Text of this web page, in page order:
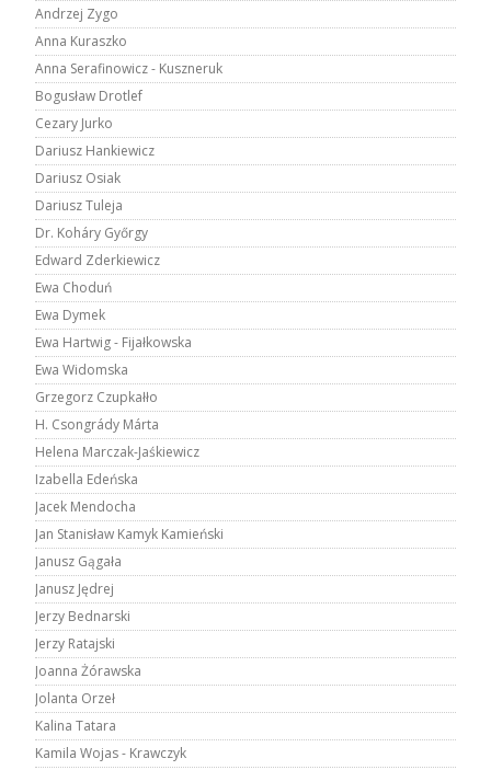
Andrzej Zygo
Anna Kuraszko
Anna Serafinowicz - Kuszneruk
Bogusław Drotlef
Cezary Jurko
Dariusz Hankiewicz
Dariusz Osiak
Dariusz Tuleja
Dr. Koháry Győrgy
Edward Zderkiewicz
Ewa Choduń
Ewa Dymek
Ewa Hartwig - Fijałkowska
Ewa Widomska
Grzegorz Czupkałło
H. Csongrády Márta
Helena Marczak-Jaśkiewicz
Izabella Edeńska
Jacek Mendocha
Jan Stanisław Kamyk Kamieński
Janusz Gągała
Janusz Jędrej
Jerzy Bednarski
Jerzy Ratajski
Joanna Żórawska
Jolanta Orzeł
Kalina Tatara
Kamila Wojas - Krawczyk